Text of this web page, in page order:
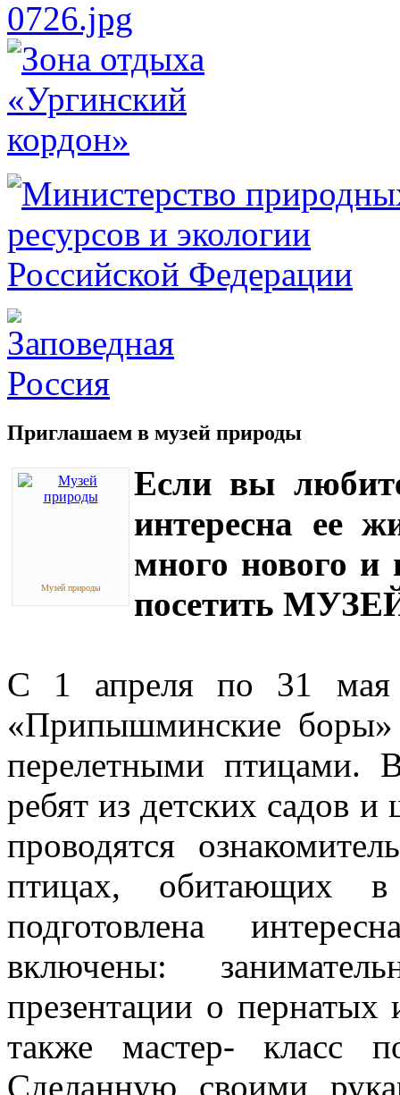
Приглашаем в музей природы
Музей природы
Если вы
интересна ее
много нового и
посетить
С 1 апреля по 31 мая
«Припышминские
перелетными
ребят из детских садов
проводятся
птицах, обитающих
подготовлена
включены:
презентации о пернатых
также мастер- класс
Сделанную своими